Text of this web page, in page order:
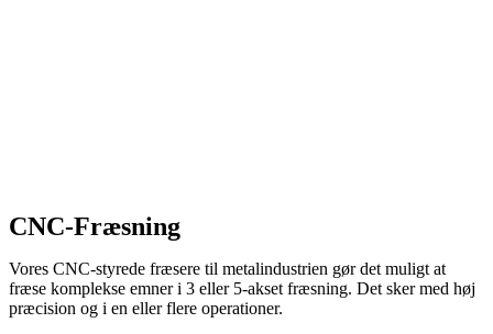
CNC-Fræsning
Vores CNC-styrede fræsere til metalindustrien gør det muligt at
fræse komplekse emner i 3 eller 5-akset fræsning. Det sker med høj
præcision og i en eller flere operationer.